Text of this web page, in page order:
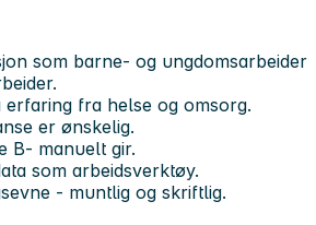
som barne- og ungdomsarbeider
erfaring fra helse og omsorg.
er ønskelig.
B- manuelt gir.
som arbeidsverktøy.
- muntlig og skriftlig.